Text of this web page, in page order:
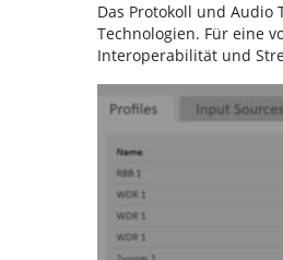
Das Protokoll und
Technologien. Für eine
Interoperabilität und